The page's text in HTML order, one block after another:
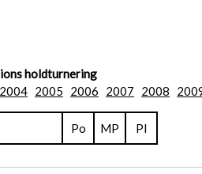
holdturnering
2004 2005 2006 2007 2008
Po MP Pl